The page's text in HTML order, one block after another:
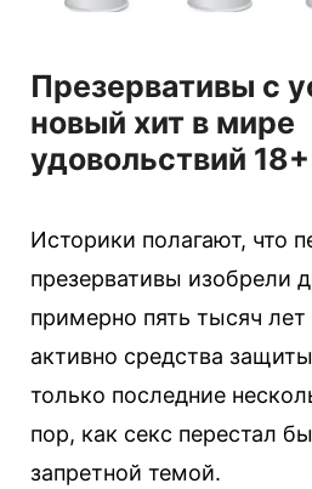
Презервативы с
новый хит в мире
удовольствий 18+
Историки полагают, что
презервативы изобрели
примерно пять тысяч лет
активно средства
только последние
пор, как секс перестал
запретной темой.